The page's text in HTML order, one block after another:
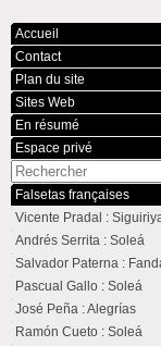
Accueil
Contact
Plan du site
Sites Web
En résumé
Espace privé
Falsetas françaises
Vicente Pradal :
Andrés Serrita : Soleá
Salvador Paterna :
Pascual Gallo : Soleá
José Peña : Alegrías
Ramón Cueto : Soleá